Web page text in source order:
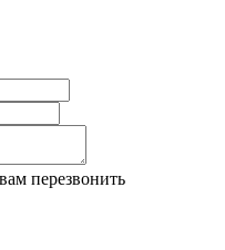
перезвонить